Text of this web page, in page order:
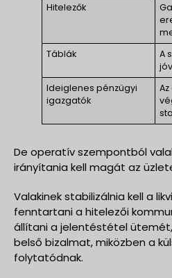
Hitelezők
Táblák
A
Ideiglenes pénzügyi
igazgatók
De operatív szempontból
irányítania kell magát az
Valakinek stabilizálnia kell a
fenntartani a hitelezői
állítani a jelentéstétel
belső bizalmat, miközben a
folytatódnak.